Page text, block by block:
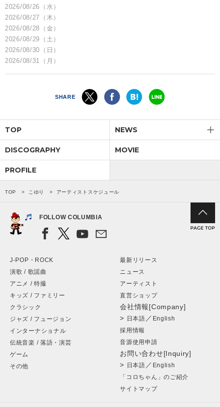
2026/08/26（水）
2026/08/27（木）
2026/08/28（金）
2026/08/29（土）
2026/08/30（日）
2026/08/31（月）
SHARE
TOP NEWS
DISCOGRAPHY MOVIE
PROFILE
TOP こゆり アーティストスケジュール
FOLLOW COLUMBIA
J-POP・ROCK
演歌 / 歌謡曲
アニメ / 特撮
キッズ / ファミリー
クラシック
ジャズ / フュージョン
インターナショナル
伝統音楽 / 落語・演芸
ゲーム
その他
最新リリース
ニュース
アーティスト
直営ショップ
会社情報[Company]
> 日本語 ／ English
採用情報
音源使用申請
お問い合わせ[Inquiry]
> 日本語 ／ English
「コロちゃん」のご紹介
サイトマップ